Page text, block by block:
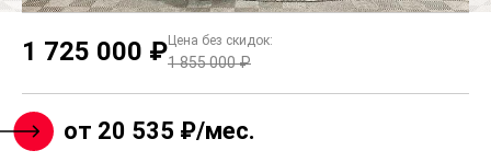
1 725 000 ₽Цена без скидок:
1 855 000 ₽
от 20 535 ₽/мес.